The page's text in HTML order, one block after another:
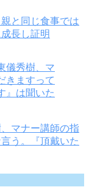
と同じ食事では
長し証明
マナー講師の指
う。『頂戴いた